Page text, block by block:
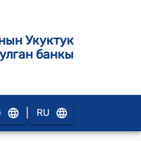
Укуктук
банкы
RU